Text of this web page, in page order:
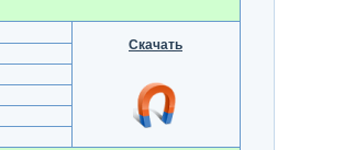
Скачать